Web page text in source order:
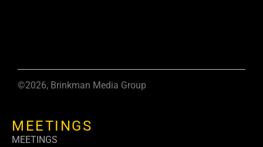
©2026, Brinkman Media Group
MEETINGS
MEETINGS